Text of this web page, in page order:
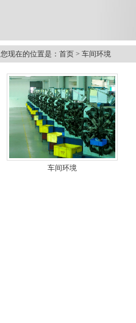
您现在的位置是： 首页 > 车间环境
车间环境